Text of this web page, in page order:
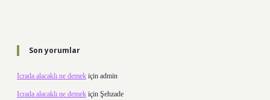
Son yorumlar
Icrada alacaklı ne demek için admin
Icrada alacaklı ne demek için Şehzade